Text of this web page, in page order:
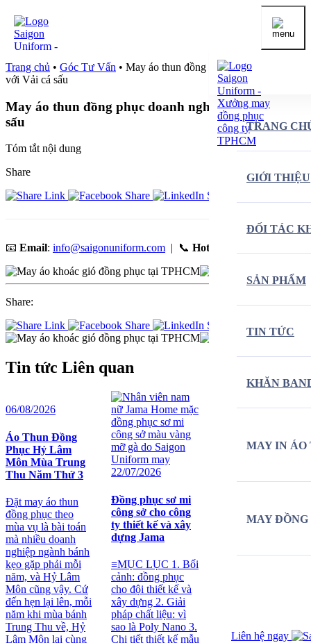
TRANG
GIỚI THIỆU
ĐỐI TÁC
SẢN PHẨM
TIN TỨC
KHĂN
MAY IN ÁO
MAY ĐỒNG
Liên hệ ngay
Trang chủ • Góc Tư Vấn • May áo thun đồng phục doanh nghiệp
với Vải cá sấu
May áo thun đồng phục doanh nghiệp với Vải cá
sấu
Tóm tắt nội dung
Share
📧 Email: info@saigonuniform.com | 📞 Hotline
Share:
Tin tức Liên quan
06/08/2026
Áo Thun Đồng
Phục Hỷ Lâm
Môn Mùa Trung
Thu Năm Thứ 3
Đặt may áo thun
đồng phục theo
mùa vụ là bài toán
mà nhiều doanh
nghiệp ngành bánh
kẹo gặp phải mỗi
năm, và Hỷ Lâm
Môn cũng vậy. Cứ
đến hẹn lại lên, mỗi
năm khi mùa bánh
Trung Thu về, Hỷ
Lâm Môn lại cùng
22/07/2026
Đồng phục sơ mi
công sở cho công
ty thiết kế và xây
dựng Jama
≡MỤC LỤC 1. Bối
cảnh: đồng phục
cho đội thiết kế và
xây dựng 2. Giải
pháp chất liệu: vì
sao là Poly Nano 3.
Chi tiết thiết kế mẫu
phục bảo hộ lao
động cho UMW
Tiêu chuẩn vải và